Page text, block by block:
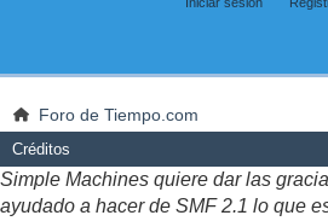
Foro de Tiempo.com
Créditos
Simple Machines quiere dar las
ayudado a hacer de SMF 2.1 lo que